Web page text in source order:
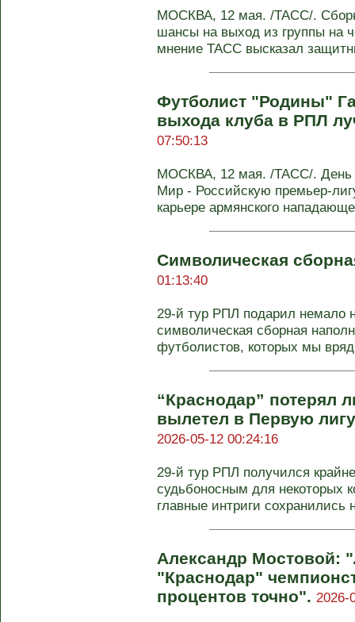
МОСКВА, 12 мая. /ТАСС/.
шансы на выход из группы на
мнение ТАСС высказал
Футболист "Родины"
выхода клуба в РПЛ
07:50:13
МОСКВА, 12 мая. /ТАСС/. День
Мир - Российскую премьер-
карьере армянского
Символическая
01:13:40
29-й тур РПЛ подарил немало
символическая сборная
футболистов, которых мы
“Краснодар” потерял
вылетел в Первую
2026-05-12 00:24:16
29-й тур РПЛ получился
судьбоносным для некоторых
главные интриги сохранились
Александр Мостовой:
"Краснодар"
процентов точно". 2026-